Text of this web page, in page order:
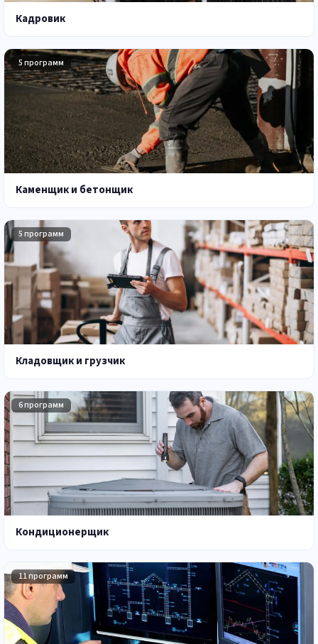
Кадровик
5 программ
Каменщик и бетонщик
5 программ
Кладовщик и грузчик
6 программ
Кондиционерщик
11 программ